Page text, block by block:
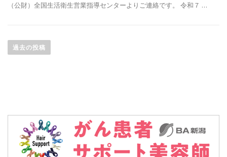
（公財）全国生活衛生営業指導センターよりご連絡です。 令和７ …
稿
ナ
ョ
過去の投稿